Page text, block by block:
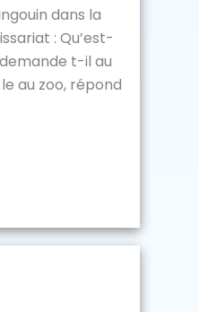
dans la
: Qu’est-
t-il au
au zoo, répond